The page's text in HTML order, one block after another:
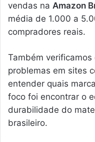
vendas na Amazon
média de 1.000 a
compradores reais.
Também
problemas em sites
entender quais
foco foi encontrar o
durabilidade do
brasileiro.